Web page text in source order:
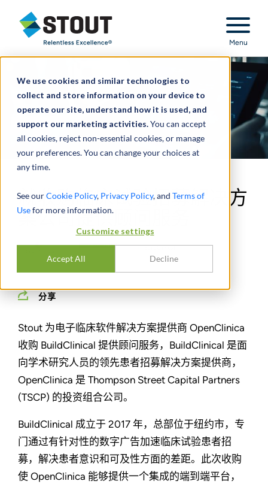
We use cookies and similar technologies to
collect and store information on your device to
operate our site, understand how it is used, and
support our marketing activities.You can accept
all cookies, reject non-essential cookies, or manage
your preferences. You can change your choices at
any time.
See ourCookie Policy, Privacy Policy, and Terms of
Usefor more information.
Customize settings
Accept All Decline
Stout Relentless Excellence
Menu
就收购临床试验招募解决方
案公司提供顾问服务
分享
Stout 为电子临床软件解决方案提供商 OpenClinica
收购 BuildClinical 提供顾问服务，BuildClinical 是面
向学术研究人员的领先患者招募解决方案提供商，
OpenClinica 是 Thompson Street Capital Partners
(TSCP) 的投资组合公司。
BuildClinical 成立于 2017 年，总部位于纽约市，专
门通过有针对性的数字广告加速临床试验患者招
募，解决患者意识和可及性方面的差距。此次收购
使 OpenClinica 能够提供一个集成的端到端平台，